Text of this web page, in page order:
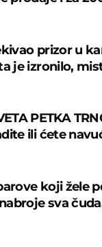
prizor u
je izronilo,
PETKA
ili ćete
koji žele
sva